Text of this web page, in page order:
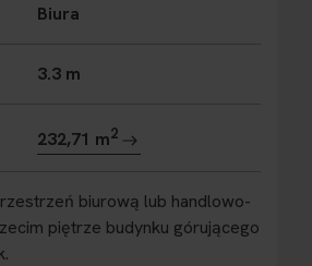
Biura
3.3 m
232,71 m2
biurową lub handlowo-
piętrze budynku górującego